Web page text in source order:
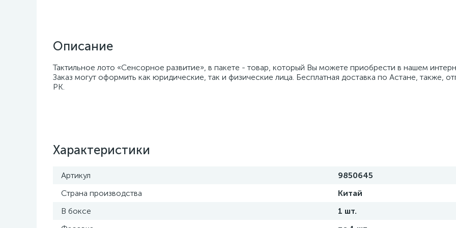
Описание
Тактильное лото «Сенсорное развитие», в пакете - товар, который Вы можете приобрести в нашем
Заказ могут оформить как юридические, так и физические лица. Бесплатная доставка по Астане, также,
РК.
Характеристики
Артикул
9850645
Страна производства
Китай
В боксе
1 шт.